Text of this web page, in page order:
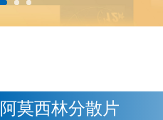
阿莫西林分散片